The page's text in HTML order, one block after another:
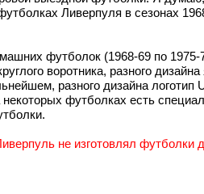
Ливерпуля в сезонах
футболок (1968-69 по 1975-
воротника, разного
разного дизайна логотип
футболках есть
не изготовлял футболки